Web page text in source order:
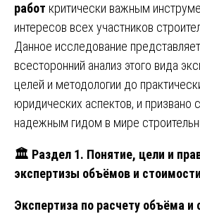
работ критически важным
интересов всех участников
Данное исследование
всесторонний анализ этого вида
целей и методологии до
юридических аспектов, и призвано
надежным гидом в мире
🏛️ Раздел 1. Понятие, цели и
экспертизы объёмов и
Экспертиза по расчету объёма и